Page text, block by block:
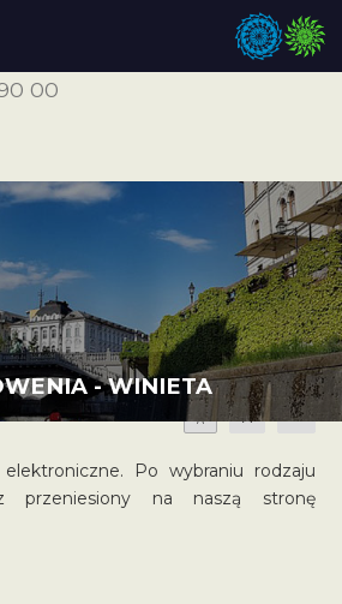
00
- WINIETA
A A A
Po wybraniu rodzaju
przeniesiony na naszą stronę